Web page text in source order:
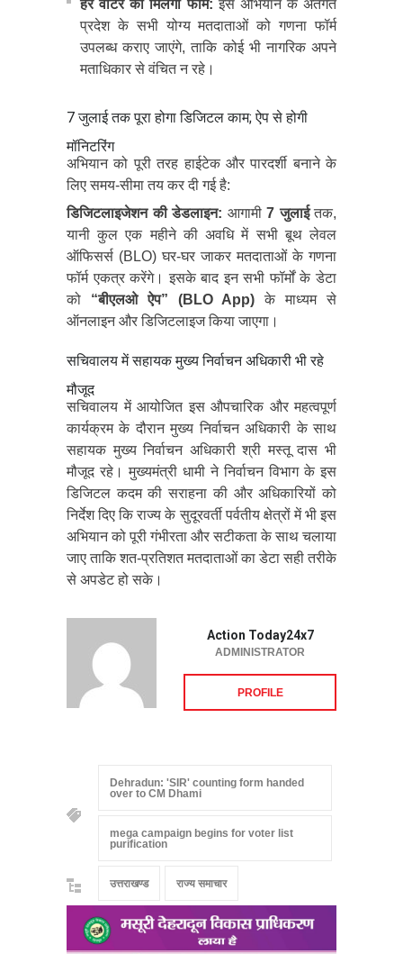
हर वोटर को मिलेगा फॉर्म: इस अभियान के अंतर्गत
प्रदेश के सभी योग्य मतदाताओं को गणना फॉर्म
उपलब्ध कराए जाएंगे, ताकि कोई भी नागरिक अपने
मताधिकार से वंचित न रहे।
7 जुलाई तक पूरा होगा डिजिटल काम; ऐप से होगी
मॉनिटरिंग
अभियान को पूरी तरह हाईटेक और पारदर्शी बनाने के
लिए समय-सीमा तय कर दी गई है:
डिजिटलाइजेशन की डेडलाइन: आगामी 7 जुलाईतक,
यानी कुल एक महीने की अवधि में सभी बूथ लेवल
ऑफिसर्स (BLO) घर-घर जाकर मतदाताओं के गणना
फॉर्म एकत्र करेंगे। इसके बाद इन सभी फॉर्मों के डेटा
को “बीएलओ ऐप” (BLO App) के माध्यम से
ऑनलाइन और डिजिटलाइज किया जाएगा।
सचिवालय में सहायक मुख्य निर्वाचन अधिकारी भी रहे
मौजूद
सचिवालय में आयोजित इस औपचारिक और महत्वपूर्ण
कार्यक्रम के दौरान मुख्य निर्वाचन अधिकारी के साथ
सहायक मुख्य निर्वाचन अधिकारी श्री मस्तू दास भी
मौजूद रहे। मुख्यमंत्री धामी ने निर्वाचन विभाग के इस
डिजिटल कदम की सराहना की और अधिकारियों को
निर्देश दिए कि राज्य के सुदूरवर्ती पर्वतीय क्षेत्रों में भी इस
अभियान को पूरी गंभीरता और सटीकता के साथ चलाया
जाए ताकि शत-प्रतिशत मतदाताओं का डेटा सही तरीके
से अपडेट हो सके।
Action Today24x7
ADMINISTRATOR
PROFILE
Dehradun: 'SIR' counting form handed
over to CM Dhami
mega campaign begins for voter list
purification
उत्तराखण्ड राज्य समाचार